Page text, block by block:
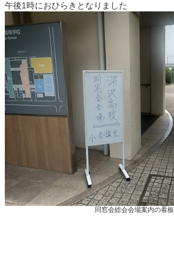
午後1時におひらきとなりました
同窓会総会会場案内の看板